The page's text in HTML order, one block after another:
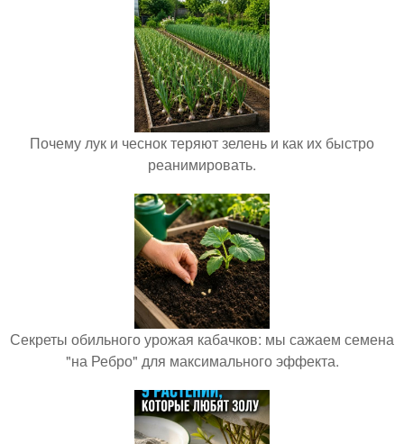
Почему лук и чеснок теряют зелень и как их быстро
реанимировать.
Секреты обильного урожая кабачков: мы сажаем семена
"на Ребро" для максимального эффекта.